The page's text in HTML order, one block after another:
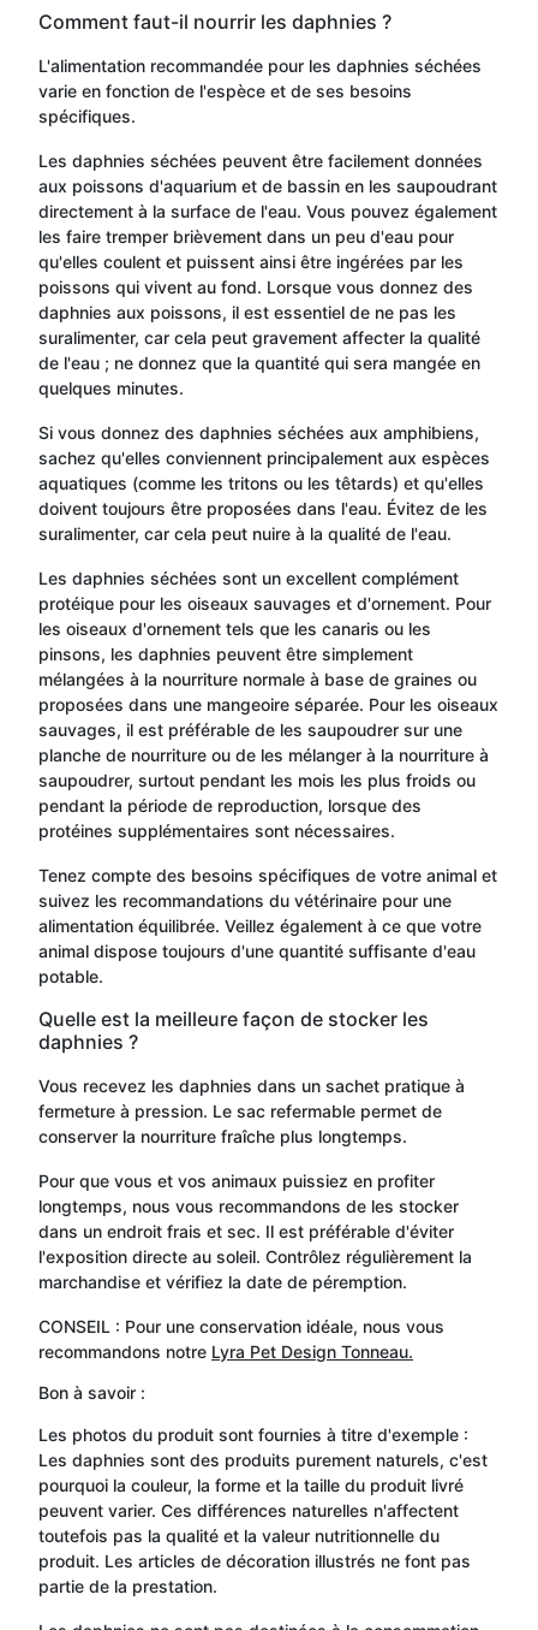
Comment faut-il nourrir les daphnies ?
L'alimentation recommandée pour les daphnies séchées
varie en fonction de l'espèce et de ses besoins
spécifiques.
Les daphnies séchées peuvent être facilement données
aux poissons d'aquarium et de bassin en les saupoudrant
directement à la surface de l'eau. Vous pouvez également
les faire tremper brièvement dans un peu d'eau pour
qu'elles coulent et puissent ainsi être ingérées par les
poissons qui vivent au fond. Lorsque vous donnez des
daphnies aux poissons, il est essentiel de ne pas les
suralimenter, car cela peut gravement affecter la qualité
de l'eau ; ne donnez que la quantité qui sera mangée en
quelques minutes.
Si vous donnez des daphnies séchées aux amphibiens,
sachez qu'elles conviennent principalement aux espèces
aquatiques (comme les tritons ou les têtards) et qu'elles
doivent toujours être proposées dans l'eau. Évitez de les
suralimenter, car cela peut nuire à la qualité de l'eau.
Les daphnies séchées sont un excellent complément
protéique pour les oiseaux sauvages et d'ornement. Pour
les oiseaux d'ornement tels que les canaris ou les
pinsons, les daphnies peuvent être simplement
mélangées à la nourriture normale à base de graines ou
proposées dans une mangeoire séparée. Pour les oiseaux
sauvages, il est préférable de les saupoudrer sur une
planche de nourriture ou de les mélanger à la nourriture à
saupoudrer, surtout pendant les mois les plus froids ou
pendant la période de reproduction, lorsque des
protéines supplémentaires sont nécessaires.
Tenez compte des besoins spécifiques de votre animal et
suivez les recommandations du vétérinaire pour une
alimentation équilibrée. Veillez également à ce que votre
animal dispose toujours d'une quantité suffisante d'eau
potable.
Quelle est la meilleure façon de stocker les
daphnies ?
Vous recevez les daphnies dans un sachet pratique à
fermeture à pression. Le sac refermable permet de
conserver la nourriture fraîche plus longtemps.
Pour que vous et vos animaux puissiez en profiter
longtemps, nous vous recommandons de les stocker
dans un endroit frais et sec. Il est préférable d'éviter
l'exposition directe au soleil. Contrôlez régulièrement la
marchandise et vérifiez la date de péremption.
CONSEIL : Pour une conservation idéale, nous vous
recommandons notre Lyra Pet Design Tonneau.
Bon à savoir :
Les photos du produit sont fournies à titre d'exemple :
Les daphnies sont des produits purement naturels, c'est
pourquoi la couleur, la forme et la taille du produit livré
peuvent varier. Ces différences naturelles n'affectent
toutefois pas la qualité et la valeur nutritionnelle du
produit. Les articles de décoration illustrés ne font pas
partie de la prestation.